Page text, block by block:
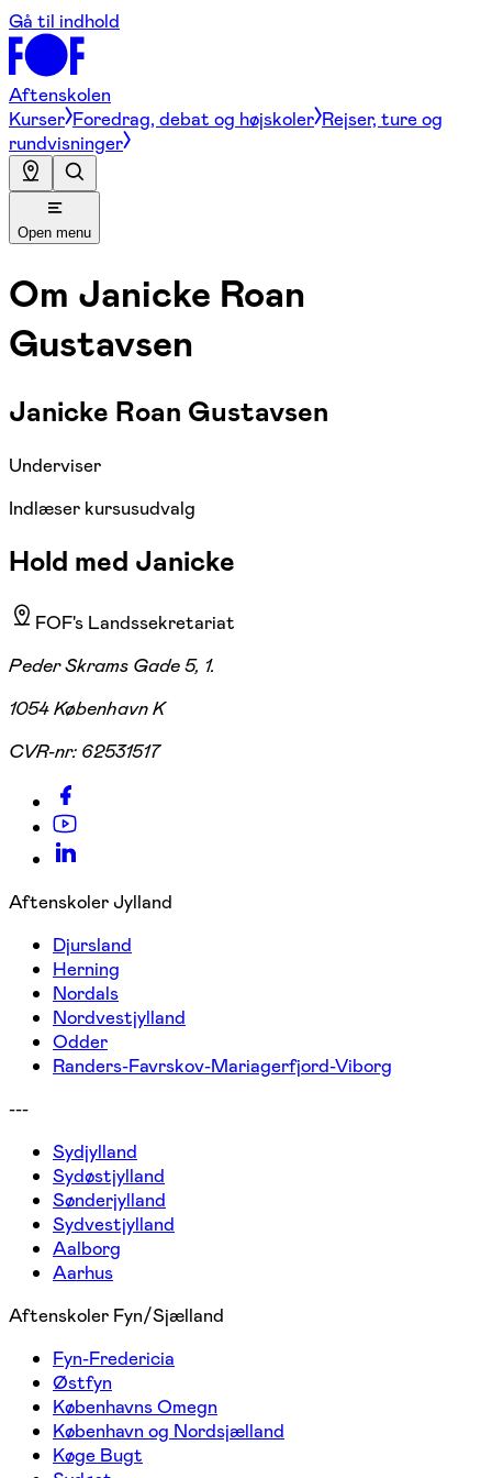
Gå til indhold
Aftenskolen
Kurser Foredrag, debat og højskoler Rejser, ture og
rundvisninger
Open menu
Om Janicke Roan
Gustavsen
Janicke Roan Gustavsen
Underviser
Indlæser kursusudvalg
Hold med Janicke
FOF's Landssekretariat
Peder Skrams Gade 5, 1.
1054 København K
CVR-nr: 62531517
Aftenskoler Jylland
Djursland
Herning
Nordals
Nordvestjylland
Odder
Randers-Favrskov-Mariagerfjord-Viborg
---
Sydjylland
Sydøstjylland
Sønderjylland
Sydvestjylland
Aalborg
Aarhus
Aftenskoler Fyn/Sjælland
Fyn-Fredericia
Østfyn
Københavns Omegn
København og Nordsjælland
Køge Bugt